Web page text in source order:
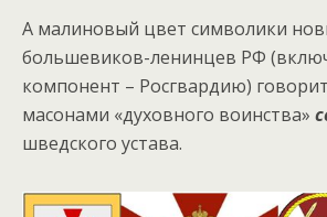
А малиновый цвет символики
большевиков-ленинцев РФ
компонент – Росгвардию)
масонами «духовного воинства»
шведского устава.